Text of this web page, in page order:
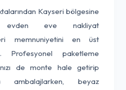
Kayseri bölgesine
evden eve nakliyat
memnuniyetini en üst
Profesyonel paketleme
de monte hale getirip
ambalajlarken, beyaz